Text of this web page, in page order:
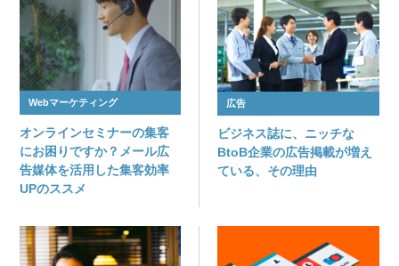
Webマーケティング
オンラインセミナーの集客
にお困りですか？メール広
告媒体を活用した集客効率
UPのススメ
広告
ビジネス誌に、ニッチな
BtoB企業の広告掲載が増え
ている、その理由